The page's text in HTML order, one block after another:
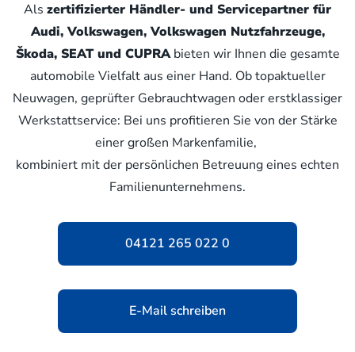
Als zertifizierter Händler- und Servicepartner für
Audi, Volkswagen, Volkswagen Nutzfahrzeuge,
Škoda, SEAT und CUPRAbieten wir Ihnen die gesamte
automobile Vielfalt aus einer Hand. Ob topaktueller
Neuwagen, geprüfter Gebrauchtwagen oder erstklassiger
Werkstattservice: Bei uns profitieren Sie von der Stärke
einer großen Markenfamilie,
kombiniert mit der persönlichen Betreuung eines echten
Familienunternehmens.
04121 265 022 0
E-Mail schreiben